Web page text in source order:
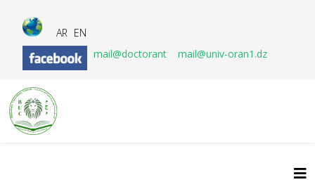
AR EN
mail@doctorant
mail@univ-oran1.dz